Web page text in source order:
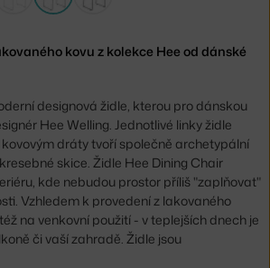
kovu z kolekce Hee od dánské
designová židle, kterou pro dánskou
Hee Welling. Jednotlivé linky židle
kovovým dráty tvoří společně archetypální
skice. Židle Hee Dining Chair
kde nebudou prostor příliš "zaplňovat"
Vzhledem k provedení z lakovaného
na venkovní použití - v teplejších dnech je
či vaší zahradě. Židle jsou